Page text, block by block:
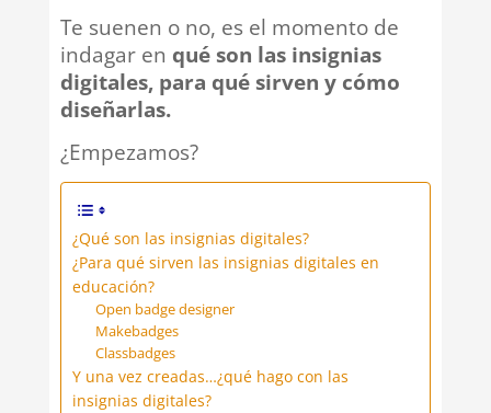
Te suenen o no, es el momento de
indagar en qué son las insignias
digitales, para qué sirven y cómo
diseñarlas.
¿Empezamos?
¿Qué son las insignias digitales?
¿Para qué sirven las insignias digitales en
educación?
Open badge designer
Makebadges
Classbadges
Y una vez creadas…¿qué hago con las
insignias digitales?